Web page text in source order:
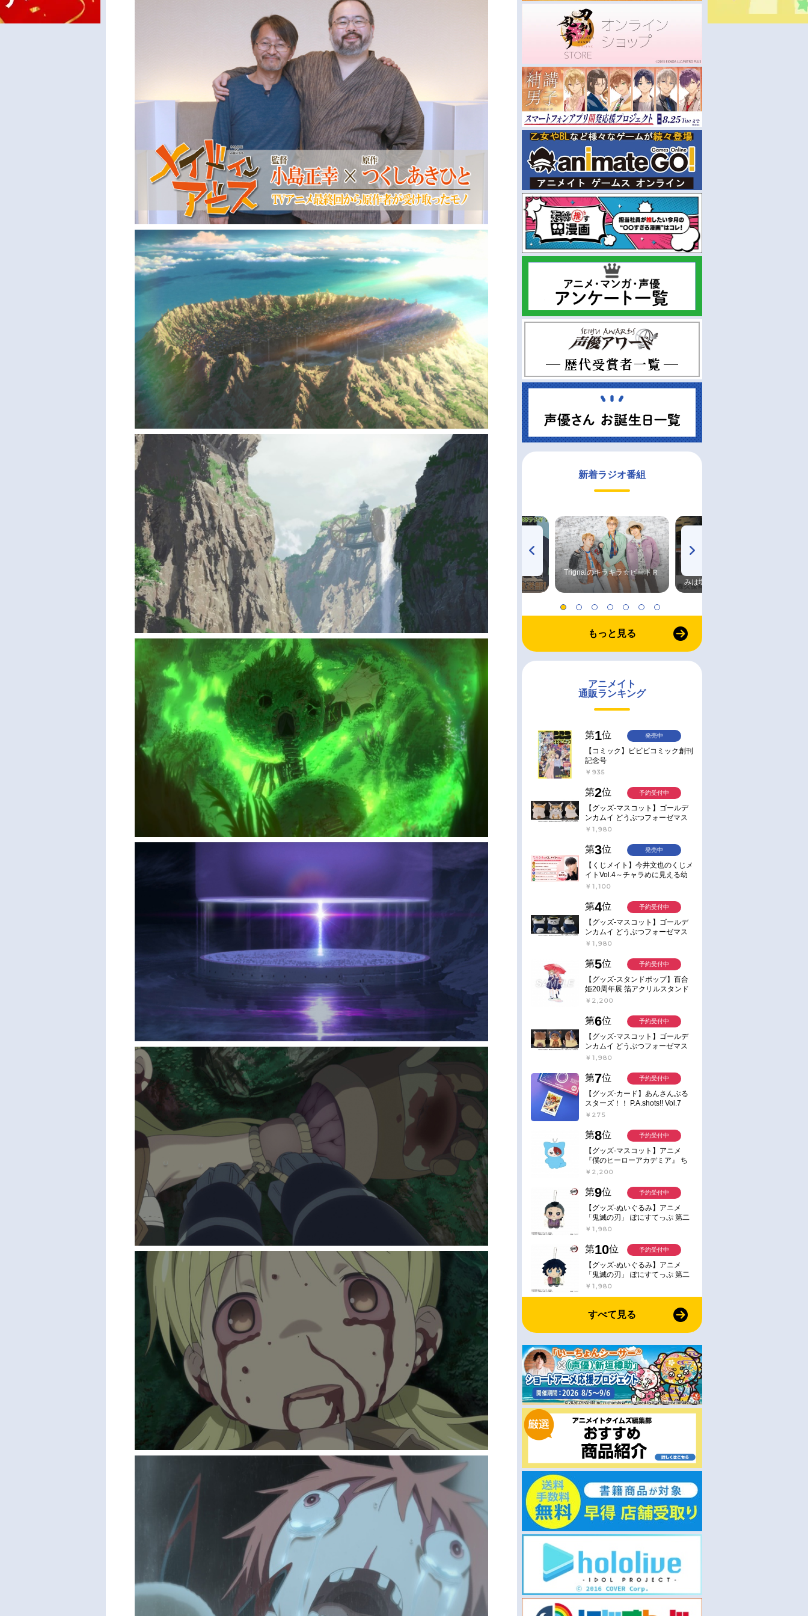
新着ラジオ番組
TVアニメ『戦隊大失格』
radio 大直会 2nd season
ハイキュー!! 烏野高校放送部! Trignalのキラキラ☆ビートＲ
みは塩だけ
もっと見る
アニメイト
通販ランキング
第1位
【コミック】ビビビコミック創刊
記念号
￥935
発売中
第2位
【グッズ-マスコット】ゴールデ
ンカムイ どうぶつフォーゼマス
コット 4.尾形百之助【再販】
￥1,980
予約受付中
第3位
【くじメイト】今井文也のくじメ
イトVol.4～チャラめに見える幼
馴染、実は一途で独占欲が強いん
￥1,100
発売中
第4位
【グッズ-マスコット】ゴールデ
ンカムイ どうぶつフォーゼマス
コット 5.月島軍曹【再販】
￥1,980
予約受付中
第5位
【グッズ-スタンドポップ】百合
姫20周年展 箔アクリルスタンド
E：あおのなち
￥2,200
予約受付中
第6位
【グッズ-マスコット】ゴールデ
ンカムイ どうぶつフォーゼマス
コット 6.鯉登少尉【再販】
￥1,980
予約受付中
第7位
【グッズ-カード】あんさんぶる
スターズ！！ P.A.shots!! Vol.7
Action
￥275
予約受付中
第8位
【グッズ-マスコット】アニメ
『僕のヒーローアカデミア』 ち
みけもますこっと 7.轟凍焦
￥2,200
予約受付中
第9位
【グッズ-ぬいぐるみ】アニメ
「鬼滅の刃」 ぽにすてっぷ 第二
弾 不死川 玄弥
￥1,980
予約受付中
第10位
【グッズ-ぬいぐるみ】アニメ
「鬼滅の刃」 ぽにすてっぷ 第二
弾 冨岡 義勇
￥1,980
予約受付中
すべて見る